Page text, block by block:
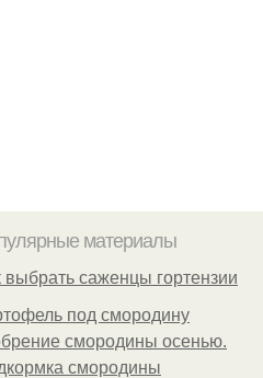
материалы
выбрать саженцы гортензии
под смородину
смородины осенью.
смородины